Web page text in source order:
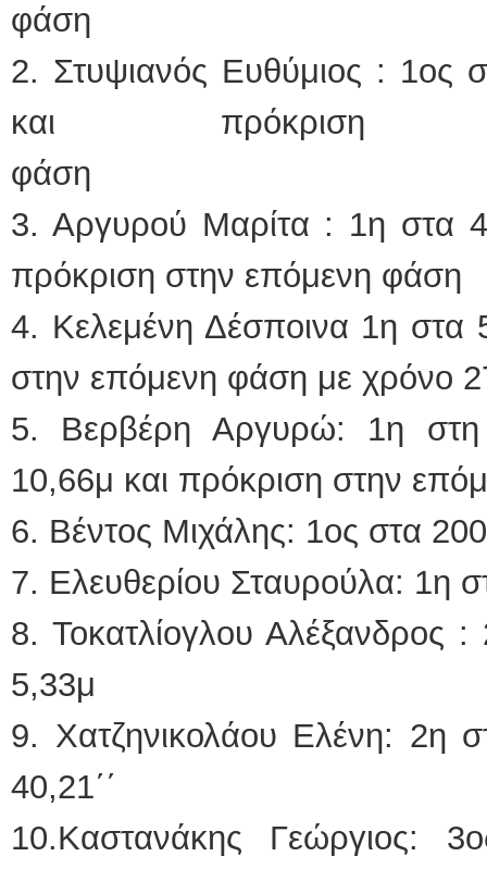
2. Στυψιανός Ευθύμιος : 1ος
και πρόκριση
3. Αργυρού Μαρίτα : 1η στα
πρόκριση στην επόμενη φάση
4. Κελεμένη Δέσποινα 1η στα
στην επόμενη φάση με χρόνο
5. Βερβέρη Αργυρώ: 1η στη
10,66μ και πρόκριση στην
6. Βέντος Μιχάλης: 1ος στα
7. Ελευθερίου Σταυρούλα: 1η
8. Τοκατλίογλου Αλέξανδρος
5,33μ
9. Χατζηνικολάου Ελένη: 2η
40,21΄΄
10.Καστανάκης